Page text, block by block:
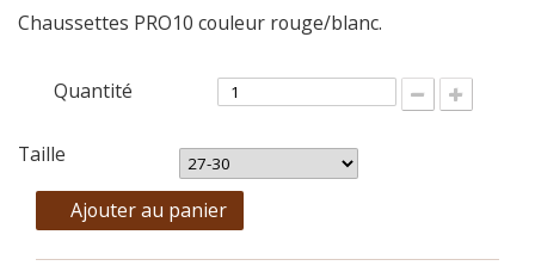
Chaussettes PRO10 couleur rouge/blanc.
Quantité
Taille
Ajouter au panier